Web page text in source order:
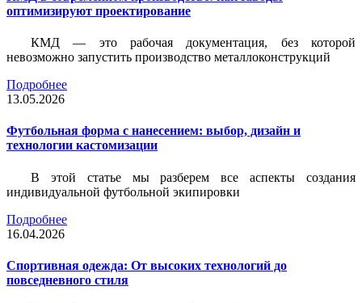
оптимизируют проектирование
КМД — это рабочая документация, без которой
невозможно запустить производство металлоконструкций
Подробнее
13.05.2026
Футбольная форма с нанесением: выбор, дизайн и
технологии кастомизации
В этой статье мы разберем все аспекты создания
индивидуальной футбольной экипировки
Подробнее
16.04.2026
Спортивная одежда: От высоких технологий до
повседневного стиля